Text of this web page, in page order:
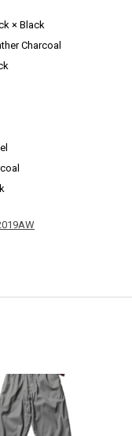
× Black
Charcoal